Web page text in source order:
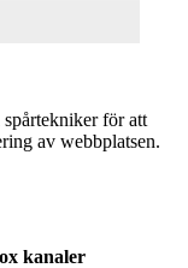
för att
av webbplatsen.
kanaler